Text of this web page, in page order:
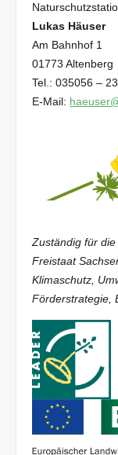
Lukas Häuser
Am Bahnhof 1
01773 Altenberg
Tel.: 035056 –
E-Mail:
Zuständig für
Freistaat
Klimaschutz,
Förderstrategie,